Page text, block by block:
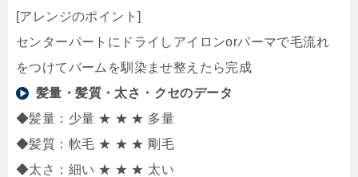
[アレンジのポイント]
センターパートにドライしアイロンorパーマで毛流れ
をつけてバームを馴染ませ整えたら完成
髪量・髪質・太さ・クセのデータ
◆髪量：少量 ★ ★ ★ 多量
◆髪質：軟毛 ★ ★ ★ 剛毛
◆太さ：細い ★ ★ ★ 太い